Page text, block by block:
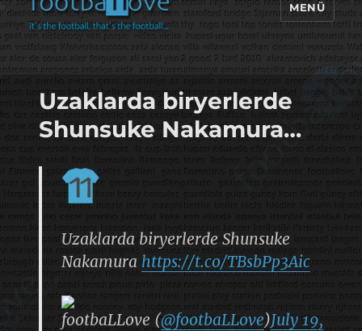
footbaLLove
MENÜ
Uzaklarda biryerlerde
Shunsuke Nakamura…
Uzaklarda biryerlerde Shunsuke
Nakamura https://t.co/TBsbPp3Aic
footbaLLove (@footbaLLove)July 19,